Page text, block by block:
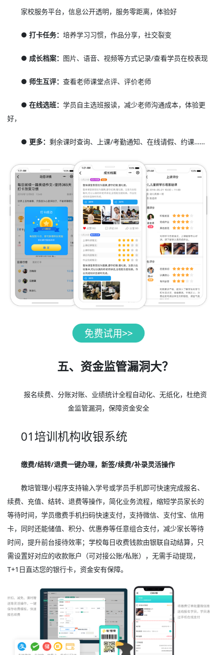
家校服务平台，信息公开透明，服务零距离，体验好
● 打卡任务：培养学习习惯，作品分享，社交裂变
● 成长档案： 图片、语音、视频等方式记录/查看学员在校表现
● 师生互评：查看老师课堂点评、评价老师
● 在线选班：学员自主选班报读，减少老师沟通成本，体验更
好，
● 更多：剩余课时查询、上课/考勤通知、在线请假、约课……
五、资金监管漏洞大？
报名续费、分账对账、业绩统计全程自动化、无纸化，杜绝资
金监管漏洞，保障资金安全
01培训机构收银系统
缴费/结转/退费一键办理，新签/续费/补录灵活操作
教培管理小程序支持输入学号或学员手机即可快速完成报名、
续费、充值、结转、退费等操作，简化业务流程，缩短学员家长的
等待时间，学员缴费手机扫码快速支付，支持微信、支付宝、信用
卡，同时还能储值、积分、优惠券等任意组合支付，减少家长等待
时间，提升前台接待效率；学校每日收费钱款由银联自动结算，只
需设置好对应的收款账户（可对接公账/私账），无需手动提现，
T+1日直达您的银行卡，资金安有保障。